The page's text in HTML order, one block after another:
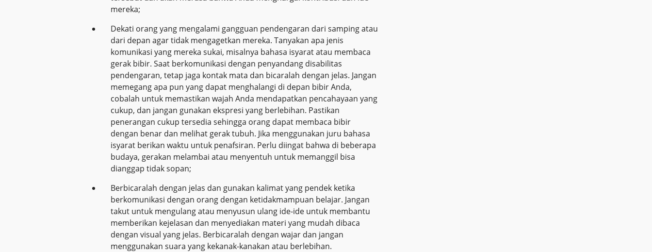
mereka;
Dekati orang yang mengalami gangguan pendengaran dari samping atau
dari depan agar tidak mengagetkan mereka. Tanyakan apa jenis
komunikasi yang mereka sukai, misalnya bahasa isyarat atau membaca
gerak bibir. Saat berkomunikasi dengan penyandang disabilitas
pendengaran, tetap jaga kontak mata dan bicaralah dengan jelas. Jangan
memegang apa pun yang dapat menghalangi di depan bibir Anda,
cobalah untuk memastikan wajah Anda mendapatkan pencahayaan yang
cukup, dan jangan gunakan ekspresi yang berlebihan. Pastikan
penerangan cukup tersedia sehingga orang dapat membaca bibir
dengan benar dan melihat gerak tubuh. Jika menggunakan juru bahasa
isyarat berikan waktu untuk penafsiran. Perlu diingat bahwa di beberapa
budaya, gerakan melambai atau menyentuh untuk memanggil bisa
dianggap tidak sopan;
Berbicaralah dengan jelas dan gunakan kalimat yang pendek ketika
berkomunikasi dengan orang dengan ketidakmampuan belajar. Jangan
takut untuk mengulang atau menyusun ulang ide-ide untuk membantu
memberikan kejelasan dan menyediakan materi yang mudah dibaca
dengan visual yang jelas. Berbicaralah dengan wajar dan jangan
menggunakan suara yang kekanak-kanakan atau berlebihan.